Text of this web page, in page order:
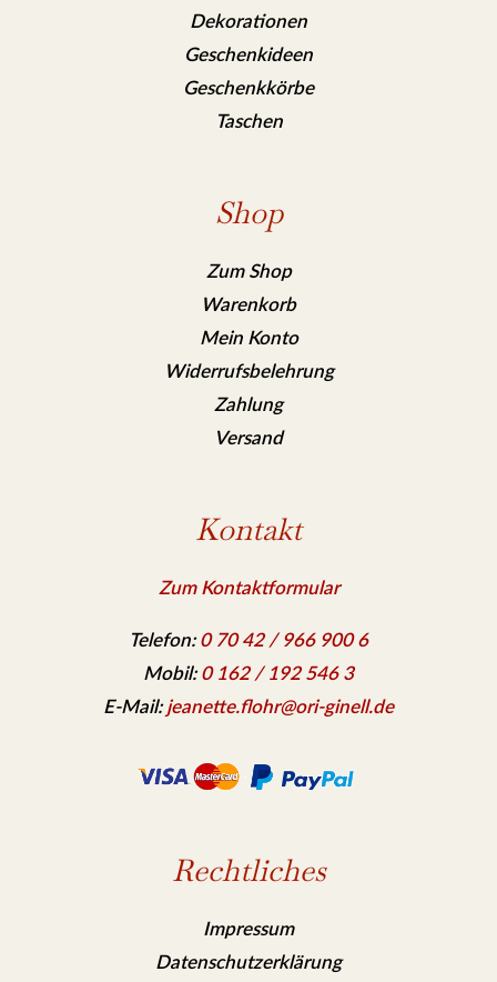
Dekorationen
Geschenkideen
Geschenkkörbe
Taschen
Shop
Zum Shop
Warenkorb
Mein Konto
Widerrufsbelehrung
Zahlung
Versand
Kontakt
Zum Kontaktformular
Telefon:0 70 42 / 966 900 6
Mobil:0 162 / 192 546 3
E-Mail: jeanette.flohr@ori-ginell.de
Rechtliches
Impressum
Datenschutzerklärung